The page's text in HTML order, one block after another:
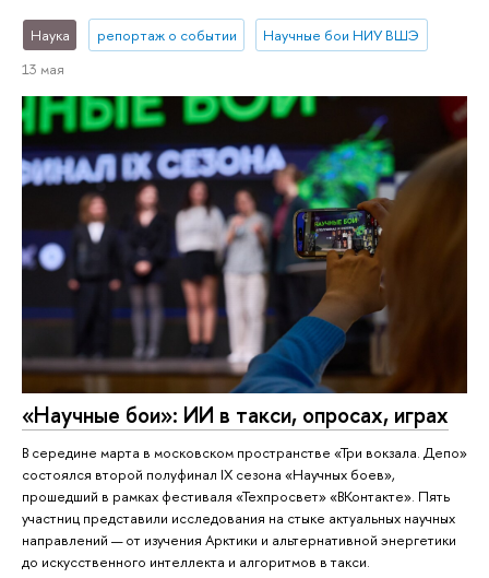
Наука репортаж о событии
Научные бои НИУ ВШЭ
13 мая
«Научные бои»: ИИ в такси, опросах, играх
В середине марта в московском пространстве «Три вокзала. Депо»
состоялся второй полуфинал IX сезона «Научных боев»,
прошедший в рамках фестиваля «Техпросвет» «ВКонтакте». Пять
участниц представили исследования на стыке актуальных научных
направлений — от изучения Арктики и альтернативной энергетики
до искусственного интеллекта и алгоритмов в такси.